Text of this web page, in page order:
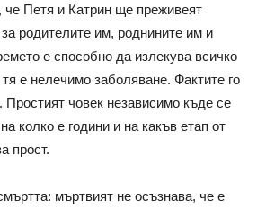
Петя и Катрин ще преживеят
родителите им, роднините им и
е способно да излекува всичко
е нелечимо заболяване. Фактите го
Простият човек независимо къде се
колко е години и на какъв етап от
прост.
мъртвият не осъзнава, че е